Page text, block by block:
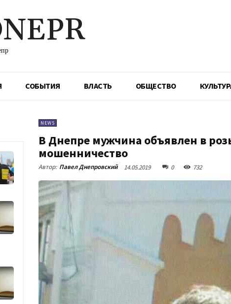
СОБЫТИЯ ВЛАСТЬ ОБЩЕСТВО
NEWS
В Днепре мужчина объявлен в
мошенничество
Автор: Павел Днепровский 14.05.2019 0 732